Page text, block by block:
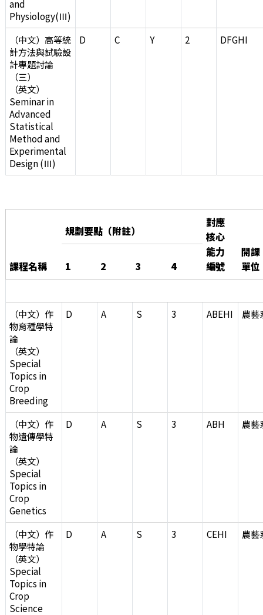
and
Physiology(Ⅲ)
（中文）高等統
計方法與試驗設
計專題討論
（三）
（英文）
Seminar in
Advanced
Statistical
Method and
Experimental
Design (Ⅲ)
D C Y 2 DFGHI
課程名稱
規劃要點（附註）
對應
核心
能力
編號
開課
單位
1 2 3 4
（中文）作
物育種學特
論
（英文）
Special
Topics in
Crop
Breeding
D A S 3 ABEHI 農藝
（中文）作
物遺傳學特
論
（英文）
Special
Topics in
Crop
Genetics
D A S 3 ABH 農藝
（中文）作
物學特論
（英文）
Special
Topics in
Crop
Science
D A S 3 CEHI 農藝